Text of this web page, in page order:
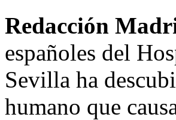
Redacción
españoles del
Sevilla ha
humano que